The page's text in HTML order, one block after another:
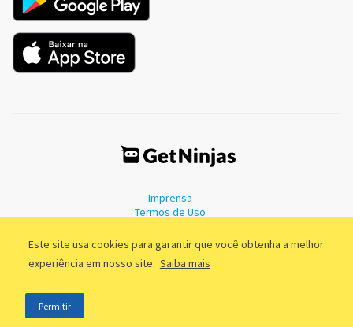
Este site usa cookies para garantir que você obtenha a melhor
experiência em nosso site. Saiba mais
Permitir
Imprensa
Termos de Uso
©2011 - 2026, GetNinjas LTDA. CNPJ 55.744.877/0001-89 - Rua Dr.
Fernandes Coelho, 85 - 3º andar - São Paulo/SP - Brasil